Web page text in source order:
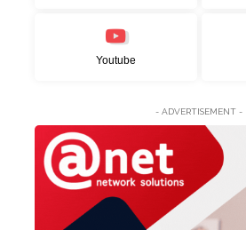
Youtube
- ADVERTISEMENT -